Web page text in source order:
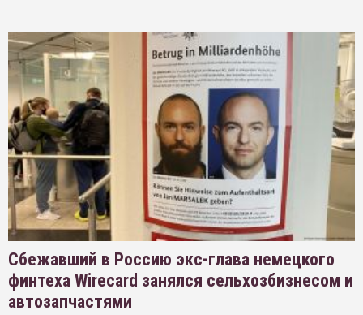
Сбежавший в Россию экс-глава немецкого
финтеха Wirecard занялся сельхозбизнесом и
автозапчастями